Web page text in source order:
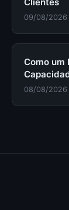
09/08/2026
Como um
08/08/2026